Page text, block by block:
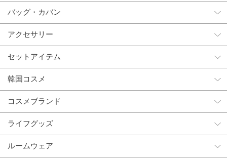
バッグ・カバン
アクセサリー
セットアイテム
韓国コスメ
コスメブランド
ライフグッズ
ルームウェア